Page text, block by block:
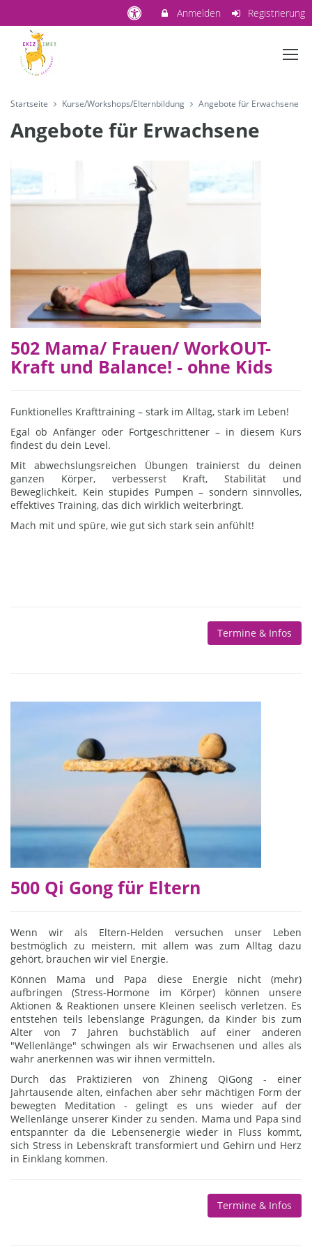
Anmelden Registrierung
Startseite Kurse/Workshops/Elternbildung Angebote für Erwachsene
Angebote für Erwachsene
502 Mama/ Frauen/ WorkOUT-
Kraft und Balance! - ohne Kids
Funktionelles Krafttraining – stark im Alltag, stark im Leben!
Egal ob Anfänger oder Fortgeschrittener – in diesem Kurs
findest du dein Level.
Mit abwechslungsreichen Übungen trainierst du deinen
ganzen Körper, verbesserst Kraft, Stabilität und
Beweglichkeit. Kein stupides Pumpen – sondern sinnvolles,
effektives Training, das dich wirklich weiterbringt.
Mach mit und spüre, wie gut sich stark sein anfühlt!
Termine & Infos
500 Qi Gong für Eltern
Wenn wir als Eltern-Helden versuchen unser Leben
bestmöglich zu meistern, mit allem was zum Alltag dazu
gehört, brauchen wir viel Energie.
Können Mama und Papa diese Energie nicht (mehr)
aufbringen (Stress-Hormone im Körper) können unsere
Aktionen & Reaktionen unsere Kleinen seelisch verletzen. Es
entstehen teils lebenslange Prägungen, da Kinder bis zum
Alter von 7 Jahren buchstäblich auf einer anderen
"Wellenlänge" schwingen als wir Erwachsenen und alles als
wahr anerkennen was wir ihnen vermitteln.
Durch das Praktizieren von Zhineng QiGong - einer
Jahrtausende alten, einfachen aber sehr mächtigen Form der
bewegten Meditation - gelingt es uns wieder auf der
Wellenlänge unserer Kinder zu senden. Mama und Papa sind
entspannter da die Lebensenergie wieder in Fluss kommt,
sich Stress in Lebenskraft transformiert und Gehirn und Herz
in Einklang kommen.
Termine & Infos